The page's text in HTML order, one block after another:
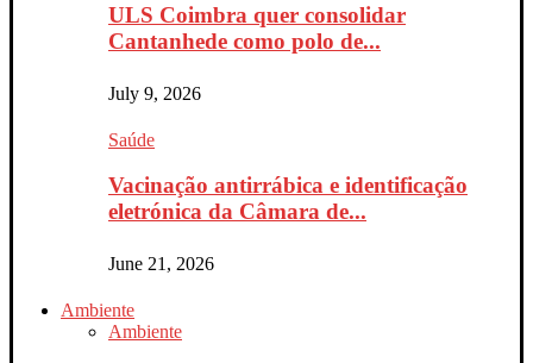
ULS Coimbra quer consolidar
Cantanhede como polo de...
July 9, 2026
Saúde
Vacinação antirrábica e identificação
eletrónica da Câmara de...
June 21, 2026
Ambiente
Ambiente